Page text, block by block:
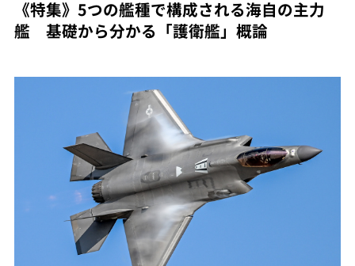
《特集》5つの艦種で構成される海自の主力
艦 基礎から分かる「護衛艦」概論